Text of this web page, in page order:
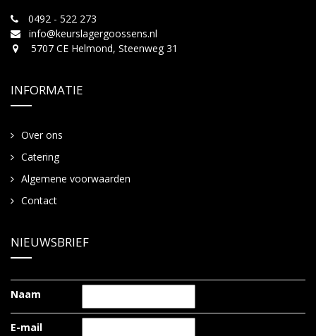
0492 - 522 273
info@keurslagergoossens.nl
5707 CE Helmond, Steenweg 31
INFORMATIE
Over ons
Catering
Algemene voorwaarden
Contact
NIEUWSBRIEF
Naam
E-mail